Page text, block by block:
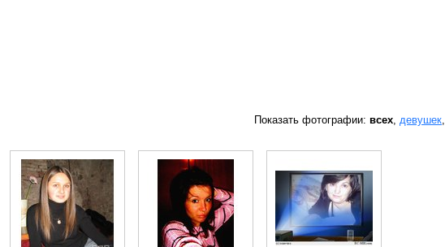
Показать фотографии: всех, девушек,